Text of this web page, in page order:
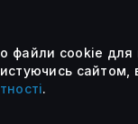
©2014 — 2026
матеріали належать
тільки після
файли cookie для
сайтом,
.